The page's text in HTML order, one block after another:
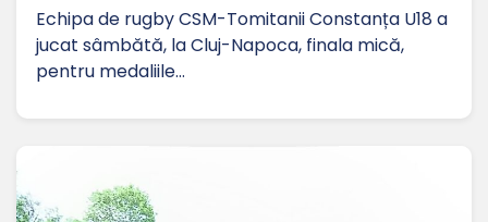
Echipa de rugby CSM-Tomitanii Constanța U18 a
jucat sâmbătă, la Cluj-Napoca, finala mică,
pentru medaliile…